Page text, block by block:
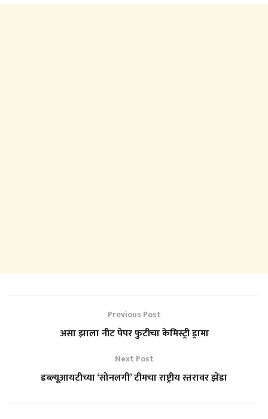
Previous Post
असा झाला नीट पेपर फुटीचा केमिस्ट्री ड्रामा
Next Post
डब्ल्यूआयटीच्या ‘सोनलगी’ टीमचा राष्ट्रीय स्तरावर झेंडा